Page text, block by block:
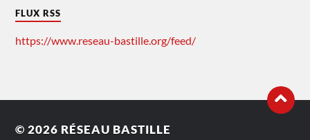
FLUX RSS
https://www.reseau-bastille.org/feed/
© 2026 RÉSEAU BASTILLE